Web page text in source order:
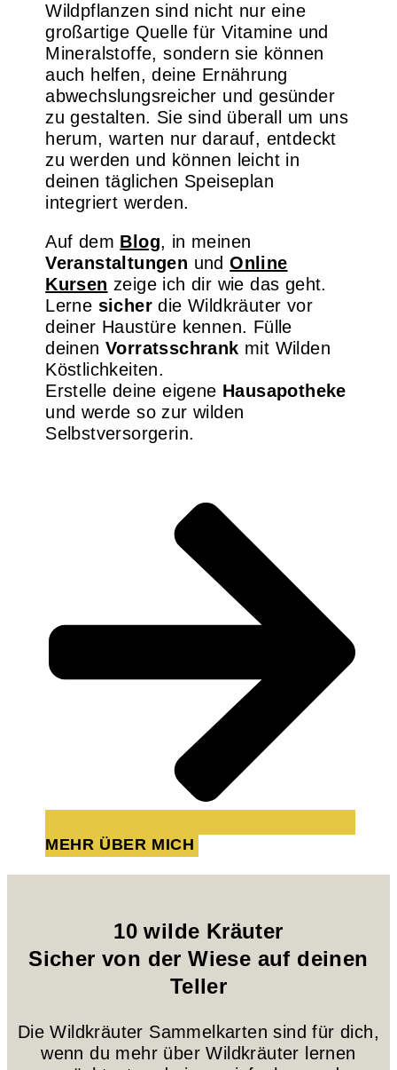
Wildpflanzen sind nicht nur eine
großartige Quelle für Vitamine und
Mineralstoffe, sondern sie können
auch helfen, deine Ernährung
abwechslungsreicher und gesünder
zu gestalten. Sie sind überall um uns
herum, warten nur darauf, entdeckt
zu werden und können leicht in
deinen täglichen Speiseplan
integriert werden.
Auf dem Blog, in meinen
Veranstaltungen undOnline
Kursen zeige ich dir wie das geht.
Lerne sicher die Wildkräuter vor
deiner Haustüre kennen. Fülle
deinen Vorratsschrank mit Wilden
Köstlichkeiten.
Erstelle deine eigene Hausapotheke
und werde so zur wilden
Selbstversorgerin.
MEHR ÜBER MICH
10 wilde Kräuter
Sicher von der Wiese auf deinen
Teller
Die Wildkräuter Sammelkarten sind für dich,
wenn du mehr über Wildkräuter lernen